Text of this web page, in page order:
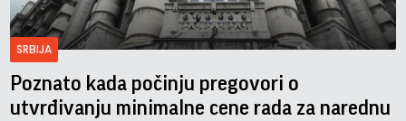
SRBIJA
Poznato kada počinju pregovori o
utvrđivanju minimalne cene rada za narednu